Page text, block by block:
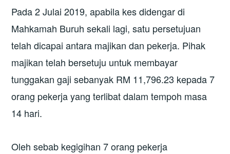
Pada 2 Julai 2019, apabila kes didengar di
Mahkamah Buruh sekali lagi, satu persetujuan
telah dicapai antara majikan dan pekerja. Pihak
majikan telah bersetuju untuk membayar
tunggakan gaji sebanyak RM 11,796.23 kepada 7
orang pekerja yang terlibat dalam tempoh masa
14 hari.
Oleh sebab kegigihan 7 orang pekerja